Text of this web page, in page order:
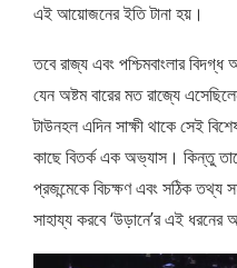
এই আয়োজনের ইতি টানা হয়।
তবে রাজ্য এবং পশ্চিমবাংলার
যেন অষ্টম বারের মত রাজ্যে
টাউনহল এদিন সাক্ষী থাকে সেই
কাছে বিতর্ক এক অভ্যাস। কিন্তু
প্রজন্মেকে বিচক্ষণ এবং সঠিক তথ্য
সাহায্য করবে ‘উড়ানে’র এই